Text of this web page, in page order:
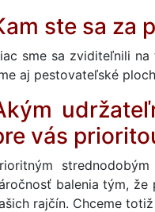
ste sa za
sme sa zviditeľnili
aj pestovateľské
vás
balenia tým, že
rajčín. Chceme